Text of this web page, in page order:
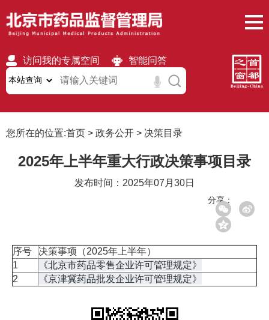
访问我的专属空间 智能问答
无障碍 繁體 移动版
您所在的位置:首页 > 政务公开 > 决策目录
2025年上半年重大行政决策事项目录
发布时间：2025年07月30日
分享：
序号
决策事项（2025年上半年）
1
《北京市药品零售企业许可管理规定》
2 《京津冀药品批发企业许可管理规定》